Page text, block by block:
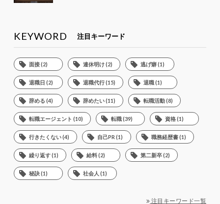
KEYWORD 注目キーワード
面接 (2) 連休明け (2) 逃げ癖 (1)
退職日 (2) 退職代行 (15) 退職 (1)
辞める (4) 辞めたい (11) 転職活動 (8)
転職エージェント (10) 転職 (39) 資格 (1)
行きたくない (4) 自己PR (1) 職務経歴書 (1)
繰り返す (1) 給料 (2) 第二新卒 (2)
秘訣 (1) 社会人 (1)
注目キーワード一覧